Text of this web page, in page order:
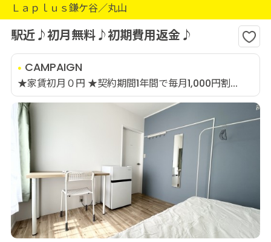
Ｌａｐｌｕｓ鎌ケ谷／丸山
駅近♪初月無料♪初期費用返金♪
CAMPAIGN
★家賃初月０円 ★契約期間1年間で毎月1,000円割...